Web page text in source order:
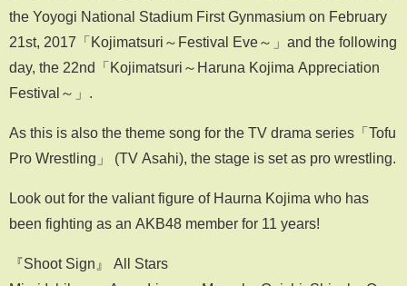
the Yoyogi National Stadium First Gynmasium on February
21st, 2017「Kojimatsuri～Festival Eve～」and the following
day, the 22nd「Kojimatsuri～Haruna Kojima Appreciation
Festival～」.
As this is also the theme song for the TV drama series「Tofu
Pro Wrestling」 (TV Asahi), the stage is set as pro wrestling.
Look out for the valiant figure of Haurna Kojima who has
been fighting as an AKB48 member for 11 years!
『Shoot Sign』 All Stars